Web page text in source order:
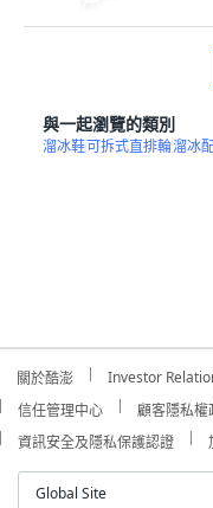
與一起瀏覽的類別
溜冰鞋可拆式直排輪溜冰
關於酷澎 Investor
信任管理中心
顧客隱私權
資訊安全及隱私保護認證
Global Site